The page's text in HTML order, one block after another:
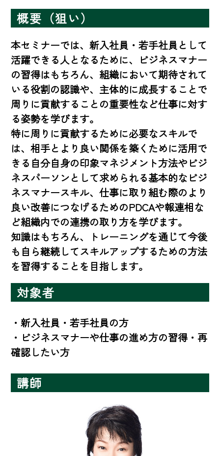
概要（狙い）
本セミナーでは、新入社員・若手社員として
活躍できる人となるために、ビジネスマナー
の習得はもちろん、組織において期待されて
いる役割の認識や、主体的に成長することで
周りに貢献することの重要性など仕事に対す
る姿勢を学びます。
特に周りに貢献するために必要なスキルで
は、相手とより良い関係を築くために活用で
きる自分自身の印象マネジメント方法やビジ
ネスパーソンとして求められる基本的なビジ
ネスマナースキル、仕事に取り組む際のより
良い改善につなげるためのPDCAや報連相な
ど組織内での連携の取り方を学びます。
知識はもちろん、トレーニングを通じて今後
も自ら継続してスキルアップするための方法
を習得することを目指します。
対象者
・新入社員・若手社員の方
・ビジネスマナーや仕事の進め方の習得・再
確認したい方
講師